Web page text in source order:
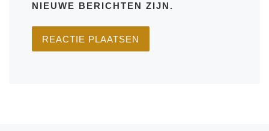
NIEUWE BERICHTEN ZIJN.